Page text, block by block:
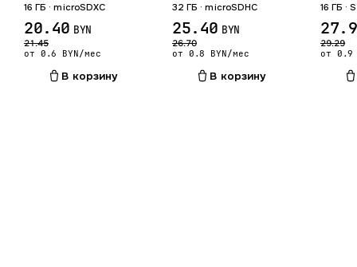
16 ГБ · microSDXC
20.40 BYN
21.45
от 0.6 BYN/мес
В корзину
32 ГБ · microSDHC
25.40 BYN
26.70
от 0.8 BYN/мес
В корзину
16 ГБ ·
29.29
от 0.9